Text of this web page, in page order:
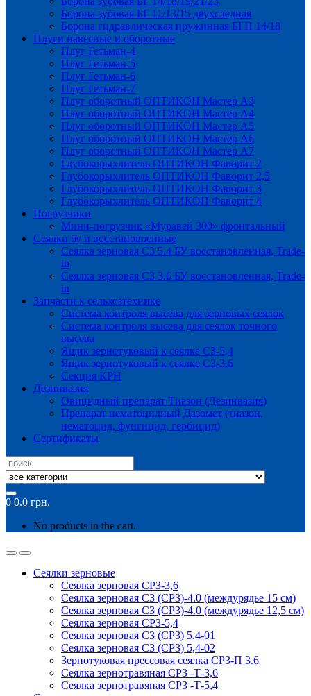
Борона зубовая БГ 11/13/15 двухследная
Борона гидравлическая пружинная БГП 14/18
Плуги навесные и оборотные
Плуг Гетьман-4
Плуг Гетьман-5
Плуг Гетьман-6
Плуг Гетьман-7
Плуг оборотный ОПТИКОН Мастер А3
Плуг оборотный ОПТИКОН Мастер А4
Плуг оборотный ОПТИКОН Мастер А5
Плуг оборотный ОПТИКОН Мастер А6
Плуг оборотный ОПТИКОН Мастер А7
Глубокорыхлитель ОПТИКОН Фаворит 2
Глубокорыхлитель ОПТИКОН Фаворит 2,5
Глубокорыхлитель ОПТИКОН Фаворит 3
Глубокорыхлитель ОПТИКОН Фаворит 4
Погрузчики
Мини-погрузчик «Муравей 300» фронтальный
Сеялки бу и восстановленные
Сеялка зерновая СЗ 5.4 БУ восстановленная, Trade-
in
Сеялка зерновая СЗ 3.6 БУ восстановленная, Trade-
in
Запчасти к сельхозтехнике
Система контроля высева для зерновых сеялок
Система контроля высева для сеялок точного
высева
Ящик зернотуковый к сеялке СЗ-5,4
Ящик зернотуковый к сеялке СЗ-3,6
Секция КРН
Дезинвазия
Овицидный препарат Тиазон (Дезинвазия)
Препарат нематоцидный Дазомет (тиазон,
нематоцид, фунгицид, гербицид)
Сертификаты
Search
for:
0 0.0 грн.
No products in the cart.
Сеялки зерновые
Сеялка зерновая СРЗ-3,6
Сеялка зерновая СЗ (СРЗ)-4.0 (междурядье 15 см)
Сеялка зерновая СЗ (СРЗ)-4.0 (междурядье 12,5 см)
Сеялка зерновая СРЗ-5,4
Сеялка зерновая СЗ (СРЗ) 5,4-01
Сеялка зерновая СЗ (СРЗ) 5,4-02
Зернотуковая прессовая сеялка СРЗ-П 3.6
Сеялка зернотравяная СРЗ -Т-3,6
Сеялка зернотравяная СРЗ -Т-5,4